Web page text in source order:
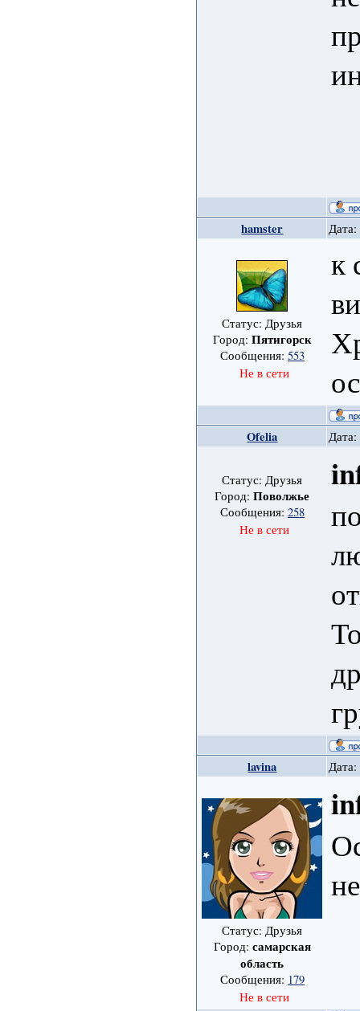
hamster Дата:
Статус: Друзья
Город: Пятигорск
Сообщения: 553
Не в сети
к
Ofelia Дата:
Статус: Друзья
Город:Поволжье
Сообщения: 258
Не в сети
lavina Дата:
Статус: Друзья
Город: самарская
область
Сообщения: 179
Не в сети